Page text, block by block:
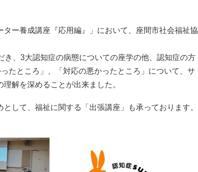
ー養成講座『応用編』」において、座間市社会福祉協
、3大認知症の病態についての座学の他、認知症の方
たところ」、「対応の悪かったところ」について、サ
解を深めることが出来ました。
して、福祉に関する「出張講座」も承っております。